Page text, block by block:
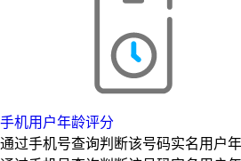
手机用户年龄评分
通过手机号查询判断该号码实名用户